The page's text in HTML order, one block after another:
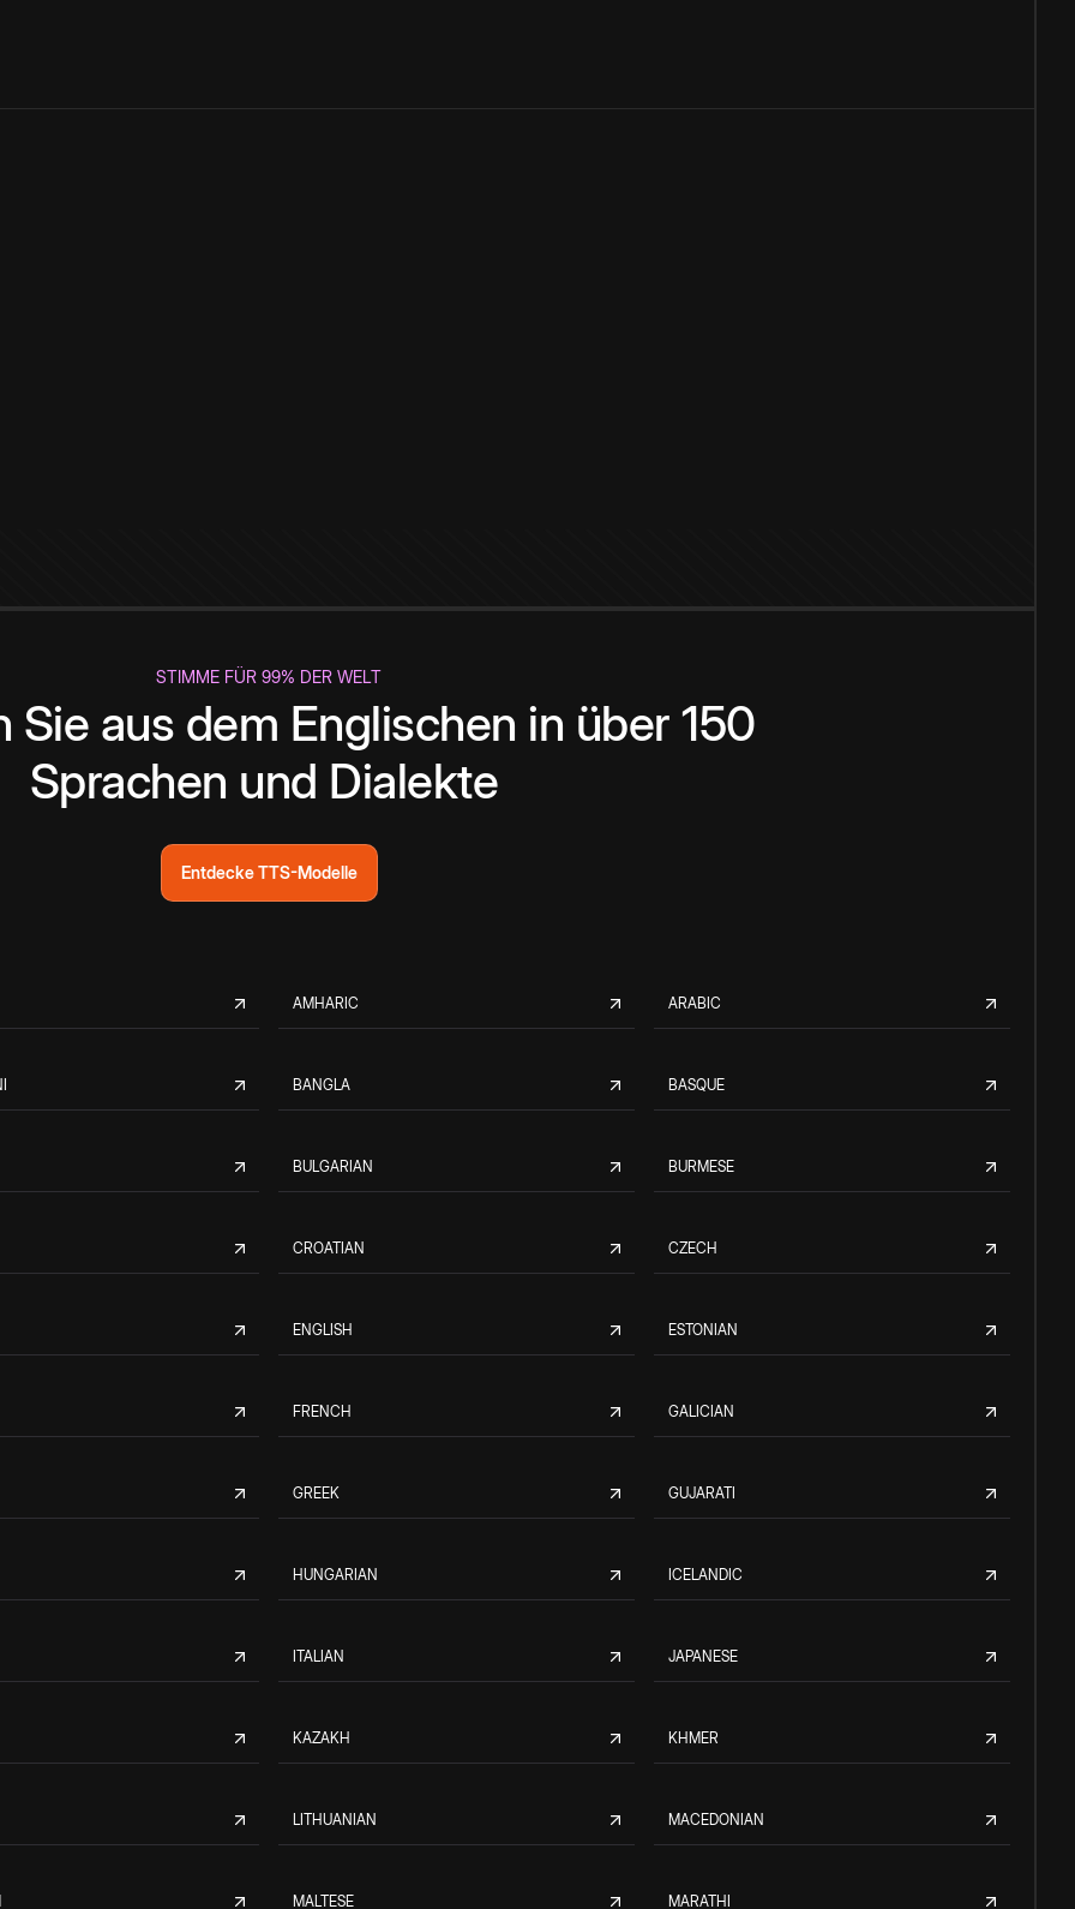
STIMME FÜR 99% DER WELT
Sie aus dem Englischen in über 150
Sprachen und Dialekte
Entdecke TTS-Modelle
AMHARIC ARABIC
BANGLA BASQUE
BULGARIAN BURMESE
CROATIAN CZECH
ENGLISH ESTONIAN
FRENCH GALICIAN
GREEK GUJARATI
HUNGARIAN ICELANDIC
ITALIAN JAPANESE
KAZAKH KHMER
LITHUANIAN MACEDONIAN
MALTESE MARATHI